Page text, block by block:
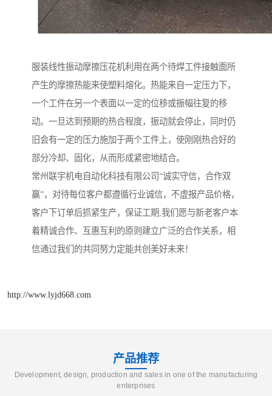
服装线性振动摩擦压花机利用在两个待焊工件接触面所
产生的摩擦热能来使塑料熔化。热能来自一定压力下，
一个工件在另一个表面以一定的位移或振幅往复的移
动。一旦达到预期的热合程度，振动就会停止，同时仍
旧会有一定的压力施加于两个工件上，使刚刚热合好的
部分冷却、固化，从而形成紧密地结合。
常州联宇机电自动化科技有限公司“诚实守信，合作双
赢”，对待每位客户都遵循行业诚信，不虚报产品价格，
客户下订单后抓紧生产，保证工期,我们愿与新老客户本
着精诚合作、互惠互利的原则建立广泛的合作关系，相
信通过我们的共同努力定能共创美好未来！
http://www.lyjd668.com
产品推荐
Development, design, production and sales in one of the manufacturing
enterprises